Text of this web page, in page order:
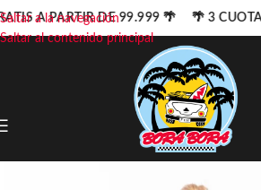
Saltar a la navegación
Saltar al contenido principal
A PARTIR DE 99.999 🌴 🌴 3